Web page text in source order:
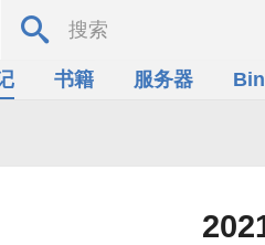
书籍 服务器